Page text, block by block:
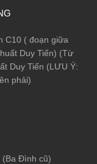
C10 ( đoạn giữa
Duy Tiến) (Từ
Duy Tiến (LƯU Ý:
phải)
(Ba Đình cũ)